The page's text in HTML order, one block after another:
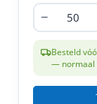
−
Besteld
— normaal